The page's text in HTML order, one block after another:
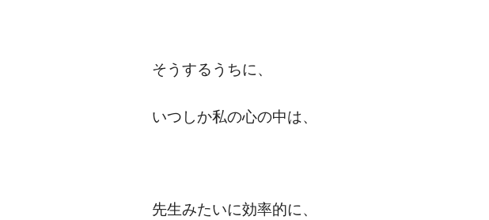
そうするうちに、
いつしか私の心の中は、
先生みたいに効率的に、